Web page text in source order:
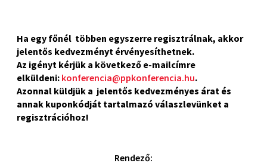
Ha egy főnél többen egyszerre regisztrálnak, akkor
jelentős kedvezményt érvényesíthetnek.
Az igényt kérjük a következő e-mailcímre
elküldeni: konferencia@ppkonferencia.hu.
Azonnal küldjük a jelentős kedvezményes árat és
annak kuponkódját tartalmazó válaszlevünket a
regisztrációhoz!
Rendező: